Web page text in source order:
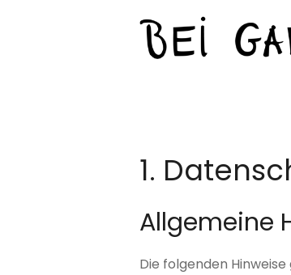
1.
Allgemeine
Die folgenden